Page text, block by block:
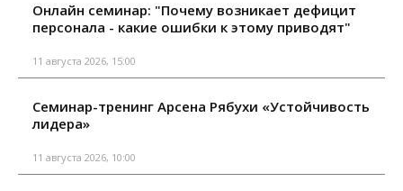
Онлайн семинар: "Почему возникает дефицит
персонала - какие ошибки к этому приводят"
11 августа 2026, 15:00
Семинар-тренинг Арсена Рябухи «Устойчивость
лидера»
11 августа 2026, 10:00